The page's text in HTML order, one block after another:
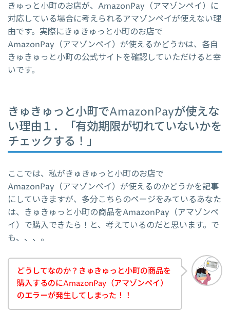
きゅっと小町のお店が、AmazonPay（アマゾンペイ）に
対応している場合に考えられるアマゾンペイが使えない理
由です。実際にきゅきゅっと小町のお店で
AmazonPay（アマゾンペイ）が使えるかどうかは、各自
きゅきゅっと小町の公式サイトを確認していただけると幸
いです。
きゅきゅっと小町でAmazonPayが使えな
い理由１．「有効期限が切れていないかを
チェックする！」
ここでは、私がきゅきゅっと小町のお店で
AmazonPay（アマゾンペイ）が使えるのかどうかを記事
にしていきますが、多分こちらのページをみているあなた
は、きゅきゅっと小町の商品をAmazonPay（アマゾンペ
イ）で購入できたら！と、考えているのだと思います。で
も、、、。
どうしてなのか？きゅきゅっと小町の商品を
購入するのにAmazonPay（アマゾンペイ）
のエラーが発生してしまった！！